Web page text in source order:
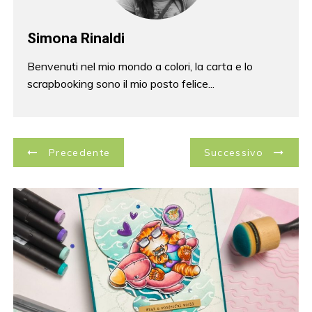
Simona Rinaldi
Benvenuti nel mio mondo a colori, la carta e lo
scrapbooking sono il mio posto felice...
N
a
v
i
g
a
Precedente Successivo